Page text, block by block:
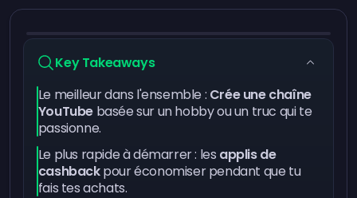
Key Takeaways
Le meilleur dans l'ensemble : Crée une chaîne
YouTubebasée sur un hobby ou un truc qui te
passionne.
Le plus rapide à démarrer : les applis de
cashbackpour économiser pendant que tu
fais tes achats.